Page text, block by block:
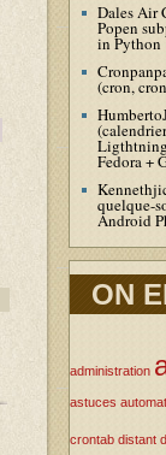
Dales Air
Popen
in Python
(cron,
Ligthtning
Fedora +
quelque-
Android
ON
administration
astuces
crontab distant